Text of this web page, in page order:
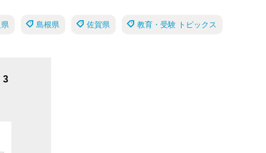
島根県 佐賀県 教育・受験 トピックス
3